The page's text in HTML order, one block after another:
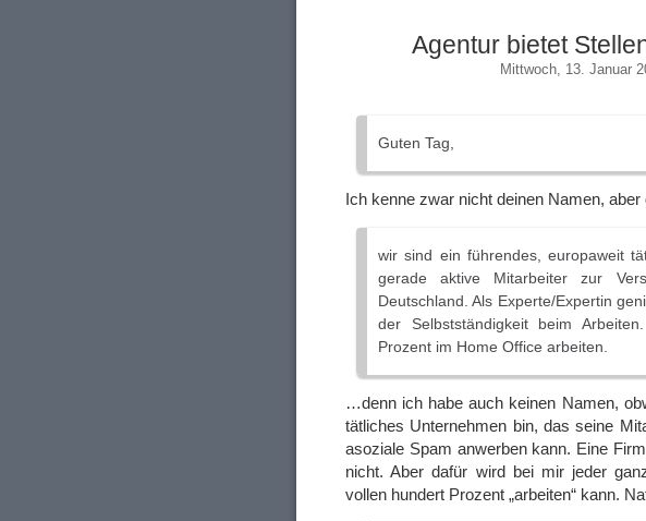
Agentur bietet
Mittwoch, 13. Januar
Guten Tag,
Ich kenne zwar nicht deinen Namen,
wir sind ein führendes, europaweit
gerade aktive Mitarbeiter zur
Deutschland. Als Experte/Expertin
der Selbstständigkeit beim
Prozent im Home Office arbeiten.
…denn ich habe auch keinen Namen,
tätliches Unternehmen bin, das seine
asoziale Spam anwerben kann. Eine
nicht. Aber dafür wird bei mir jeder
vollen hundert Prozent „arbeiten“ kann.